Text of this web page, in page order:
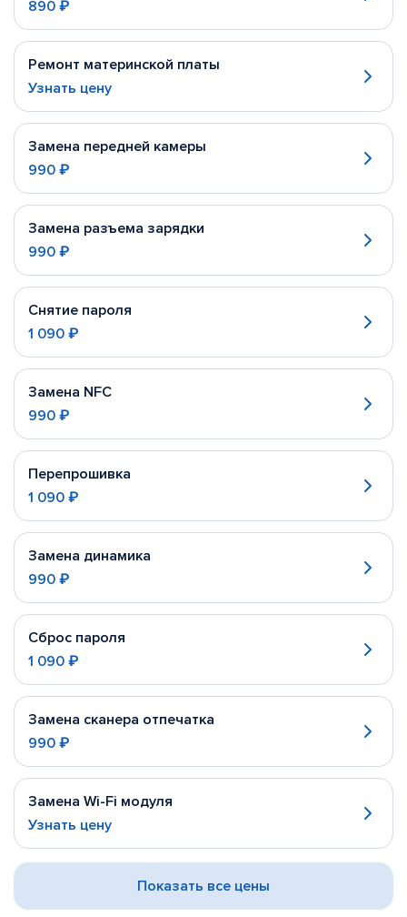
890 ₽
Ремонт материнской платы
Узнать цену
Замена передней камеры
990 ₽
Замена разъема зарядки
990 ₽
Снятие пароля
1 090 ₽
Замена NFC
990 ₽
Перепрошивка
1 090 ₽
Замена динамика
990 ₽
Сброс пароля
1 090 ₽
Замена сканера отпечатка
990 ₽
Замена Wi-Fi модуля
Узнать цену
Показать все цены